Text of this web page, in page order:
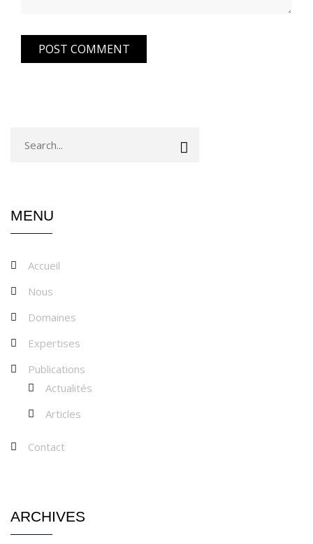
MENU
Accueil
Nous
Domaines
Expertises
Publications
Actualités
Articles
Contact
ARCHIVES